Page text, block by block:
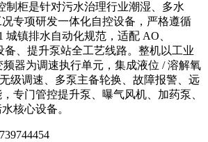
制柜是针对污水治理行业潮湿、多水
专项研发一体化自控设备，严格遵循
城镇排水自动化规范，适配 AO、
备、提升泵站全工艺线路。整机以工业
器为调速执行单元，集成液位 / 溶解氧
级调速、多泵主备轮换、故障报警、远
专门管控提升泵、曝气风机、加药泵、
核心设备。